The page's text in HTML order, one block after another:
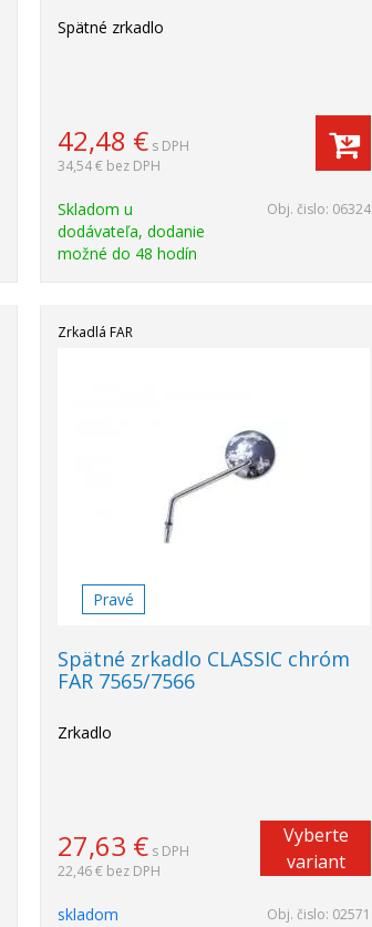
Spätné zrkadlo
42,48 € s DPH
34,54 € bez DPH
Skladom u
dodávateľa, dodanie
možné do 48 hodín
Obj. čislo: 06324
Zrkadlá FAR
Pravé
Spätné zrkadlo CLASSIC chróm
FAR 7565/7566
Zrkadlo
27,63 € s DPH
22,46 € bez DPH
Vyberte
variant
skladom Obj. čislo: 02571